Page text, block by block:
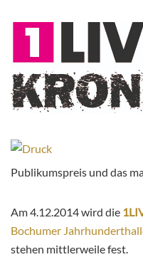
Publikumspreis und das
Am 4.12.2014 wird die
Bochumer
stehen mittlerweile fest.